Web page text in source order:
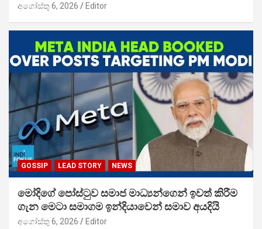
අගෝස්තු 6, 2026 Editor
GOSSIP LEAD STORY NEWS
මෝදිගේ පෝස්ටුව සමාජ මාධ්‍යන්ගෙන් ඉවත් කිරීම
ගැන මෙටා සමාගම ඉන්දියාවෙන් සමාව අයදියි
අගෝස්තු 6, 2026 Editor